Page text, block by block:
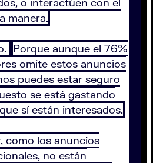
o interactúen con el
manera.
Porque aunque el 76%
omite estos anuncios
puedes estar seguro
se está gastando
sí están interesados.
como los anuncios
no están